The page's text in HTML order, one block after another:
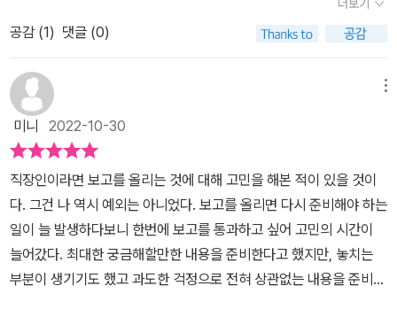
보고, 동향 조사까지 정말 다양하지만 이 수많은 보고서는 결국 두 가
이 보고서를 통해 보고받는 사람의 행위나 생각을 내가 원하는 방향
으로 이끄는 것이다. (중략)두 번째, 공유는 회사에 직간접적인 영향
이 있는 '팩트(사실, 현상)'을 공유하는 것이다.직장 상사로부터 보고
서를 내라고 하면 이전에 보고서를 참고해 이런저런 자료를 찾아 넣
어 짜깁기를 하고 있진 않은가? 업무용 보고서 작성법을 속 시원하게
가르쳐 주는 직장 선배를 만난다면 행운아다. 하지만 그런 일은 없다.
이런저런 말로 수정하라며 까이고 다시 쓰기를 반복하고 나서야 통과
됐던 경험들이 있을 것이다.특히 보고서는 누구한테 제출해야 하느냐
에 따라 같은 보고서라도 다르게 써야 한다. 보고서 작성의 핵심은 바
이 매우 좋은 지침서가 될 것이다. 내용이 아주 쉽고, 핵심만 나열돼
있어서 빠른 시간에 보고서 작성 능력을 향상 시킬 수 있다. 하지만 입
사한지 5년 이상 된 사람에겐 큰 도움이 안 될 것 같다. 깊이보다 넓이
에 중점을 둔 책이다.
더보기
공감 (1) 댓글 (0)
미니 2022-10-30
직장인이라면 보고를 올리는 것에 대해 고민을 해본 적이 있을 것이
다. 그건 나 역시 예외는 아니었다. 보고를 올리면 다시 준비해야 하는
일이 늘 발생하다보니 한번에 보고를 통과하고 싶어 고민의 시간이
늘어갔다. 최대한 궁금해할만한 내용을 준비한다고 했지만, 놓치는
부분이 생기기도 했고 과도한 걱정으로 전혀 상관없는 내용을 준비한